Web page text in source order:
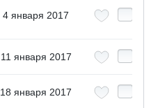
4 января 2017
11 января 2017
18 января 2017